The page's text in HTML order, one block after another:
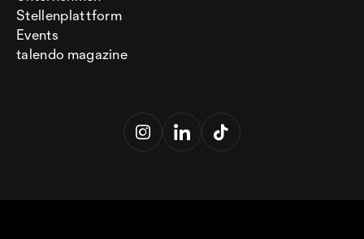
Stellenplattform
Events
talendo magazine